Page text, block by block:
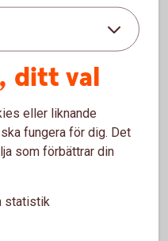
behöver då skaffa en
använda vår app.
version av iOS
ditt val
eller liknande
fungera för dig. Det
som förbättrar din
statistik